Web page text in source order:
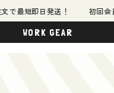
最短即日発送！ 初回会
WORK GEAR